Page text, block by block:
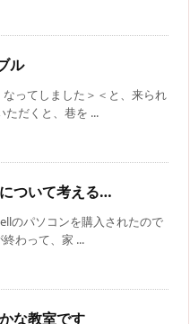
ル
ってしました＞＜と、来られ
ただくと、巷を ...
ついて考える…
のパソコンを購入されたので
わって、家 ...
な教室です